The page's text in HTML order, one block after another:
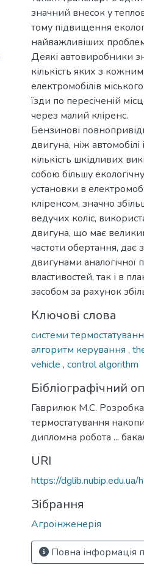
значний внесок у
тому підвищення
найважливіших
Деякі автовиробники
кількість яких з
електромобілів
їзди по пересіченій
через малий кліренс.
Бензинові
двигуна, ніж
кількість шкідливих
собою більшу
установки в
кліренсом, значно
ведучих коліс,
двигуна, що має
частоти обертання, дає
двигунами аналогічної
властивостей, так і в
засобом за рахунок
Ключові слова
системи
алгоритм керування ,
vehicle , control algorithm
Бібліографічний
Гаврилюк М.С.
термостатування
дипломна робота ...
URI
https://
Зібрання
Агроінженерія
Повна інформація